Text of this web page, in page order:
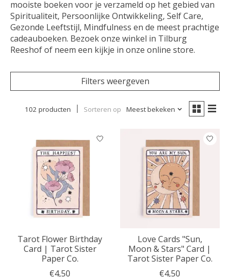
mooiste boeken voor je verzameld op het gebied van
Spiritualiteit, Persoonlijke Ontwikkeling, Self Care,
Gezonde Leeftstijl, Mindfulness en de meest prachtige
cadeauboeken. Bezoek onze winkel in Tilburg
Reeshof of neem een kijkje in onze online store.
Filters weergeven
102 producten Sorteren op Meest bekeken
Tarot Flower Birthday
Card | Tarot Sister
Paper Co.
€4,50
Love Cards "Sun,
Moon & Stars" Card |
Tarot Sister Paper Co.
€4,50